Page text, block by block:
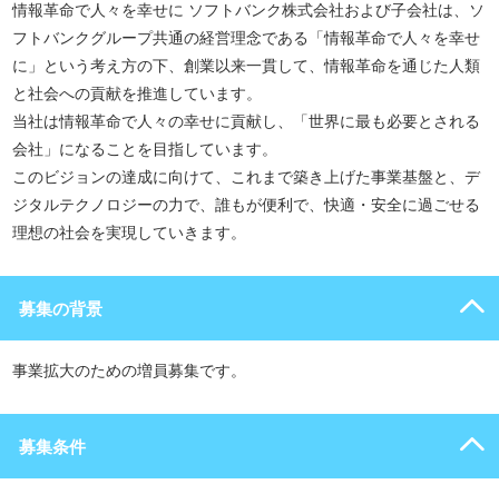
情報革命で人々を幸せに ソフトバンク株式会社および子会社は、ソ
フトバンクグループ共通の経営理念である「情報革命で人々を幸せ
に」という考え方の下、創業以来一貫して、情報革命を通じた人類
と社会への貢献を推進しています。
当社は情報革命で人々の幸せに貢献し、「世界に最も必要とされる
会社」になることを目指しています。
このビジョンの達成に向けて、これまで築き上げた事業基盤と、デ
ジタルテクノロジーの力で、誰もが便利で、快適・安全に過ごせる
理想の社会を実現していきます。
募集の背景
事業拡大のための増員募集です。
募集条件